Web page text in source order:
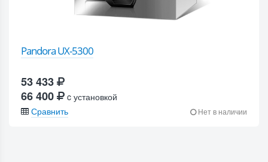
Pandora UX-5300
53 433
66 400
c установкой
Сравнить
Нет в наличии